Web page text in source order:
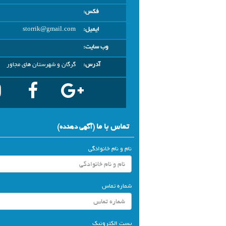
فکس:
ایمیل:
storrik@gmail.com
وب سایت:
آدرس:
گرگان و شهرستان های مجاور
تماس با ما(آگهي دهنده)
نام و نام خانوادگی
شماره تماس
پست الکترونیک